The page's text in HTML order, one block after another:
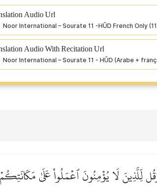
Audio Url
Audio With Recitation Url
لِّلَّذِينَ لَا يُؤۡمِنُونَ ٱعۡمَلُواْ عَلَىٰ